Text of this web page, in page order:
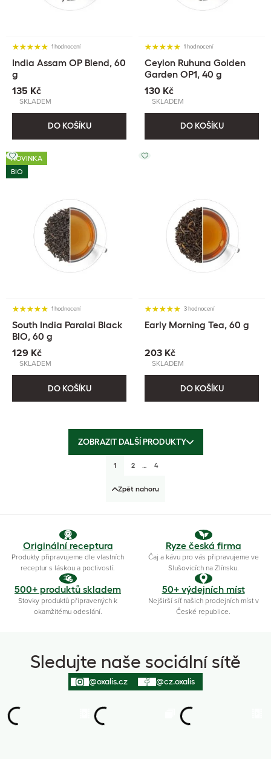
1 hodnocení
India Assam OP Blend, 60
g
135 Kč
SKLADEM
DO KOŠÍKU
1 hodnocení
Ceylon Ruhuna Golden
Garden OP1, 40 g
130 Kč
SKLADEM
DO KOŠÍKU
NOVINKA
BIO
1 hodnocení
South India Paralai Black
BIO, 60 g
129 Kč
SKLADEM
DO KOŠÍKU
3 hodnocení
Early Morning Tea, 60 g
203 Kč
SKLADEM
DO KOŠÍKU
Zpět nahoru
ZOBRAZIT DALŠÍ PRODUKTY
1 2 … 4
Originální receptura
Produkty připravujeme dle vlastních
receptur s láskou a poctivostí.
Ryze česká firma
Čaj a kávu pro vás připravujeme ve
Slušovicích na Zlínsku.
500+ produktů skladem
Stovky produktů připravených k
okamžitému odeslání.
50+ výdejních míst
Nejširší síť našich prodejních míst v
České republice.
Sledujte naše sociální sítě
@oxalis.cz @cz.oxalis